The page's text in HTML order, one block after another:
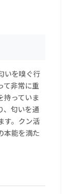
いを嗅ぐ行
て非常に重
持っていま
、匂いを通
す。クン活
本能を満た